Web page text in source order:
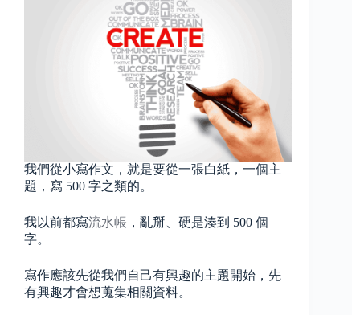
我們從小寫作文，就是要從一張白紙，一個主
題，寫 500 字之類的。
我以前都寫流水帳 ，亂掰、硬是湊到 500 個
字。
寫作應該先從我們自己有興趣的主題開始，先
有興趣才會想蒐集相關資料。